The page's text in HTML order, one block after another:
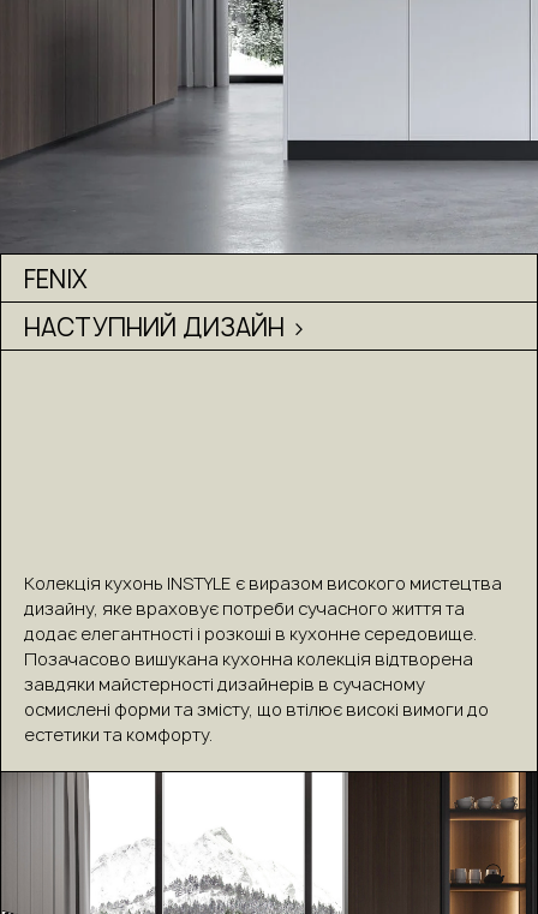
FENIX
НАСТУПНИЙ ДИЗАЙН >
Колекція кухонь INSTYLE є виразом високого мистецтва
дизайну, яке враховує потреби сучасного життя та
додає елегантності і розкоші в кухонне середовище.
Позачасово вишукана кухонна колекція відтворена
завдяки майстерності дизайнерів в сучасному
осмислені форми та змісту, що втілює високі вимоги до
естетики та комфорту.